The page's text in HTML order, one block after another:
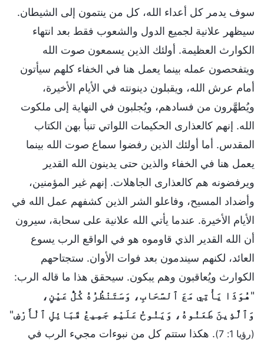
سوف يدمر كل أعداء الله، كل من ينتمون إلى الشيطان.
سيظهر علانية لجميع الدول والشعوب فقط بعد انتهاء
الكوارث العظيمة. أولئك الذين يسمعون صوت الله
ويتفحصون عمله بينما يعمل هنا في الخفاء كلهم سيأتون
أمام عرش الله، ويقبلون دينونته في الأيام الأخيرة،
ويُطهَّرون من فسادهم، ويُجلبون في النهاية إلى ملكوت
الله. إنهم كالعذارى الحكيمات اللواتي تنبأ بهن الكتاب
المقدس. أما أولئك الذين رفضوا سماع صوت الله بينما
يعمل هنا في الخفاء والذين حتى يدينون الله القدير
ويرفضونه هم كالعذارى الجاهلات. إنهم غير المؤمنين،
وأضداد المسيح، وفاعلو الشر الذين كشفهم عمل الله في
الأيام الأخيرة. عندما يأتي الله علانية على سحابة، سيرون
أن الله القدير الذي قاوموه هو في الواقع الرب يسوع
العائد، لكنهم سيندمون بعد فوات الأوان. ستجتاحهم
الكوارث ويُعاقبون وهم يبكون. سيحقق هذا ما قاله الرب:
"هُوَذَا يَأْتِي مَعَ ٱلسَّحَابِ، وَسَتَنْظُرُهُ كُلُّ عَيْنٍ،
وَٱلَّذِينَ طَعَنُوهُ، وَيَنُوحُ عَلَيْهِ جَمِيعُ قَبَائِلِ ٱلْأَرْضِ"
(رؤيا 1: 7) . هكذا ستتم كل من نبوءات مجيء الرب في